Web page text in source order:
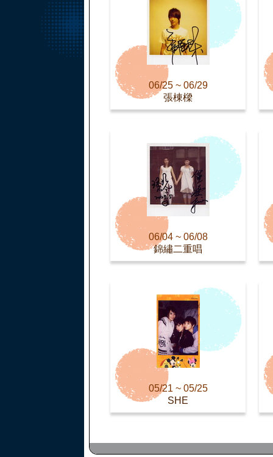
06/25 ~ 06/29
張棟樑
06/04 ~ 06/08
錦繡二重唱
05/21 ~ 05/25
SHE